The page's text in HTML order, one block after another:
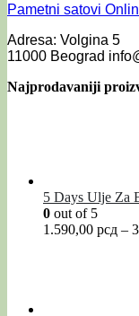
Pametni satovi
Adresa: Volgina 5
11000 Beograd
Najprodavaniji
5 Days Ulje Za
0 out of 5
1.590,00 рсд –